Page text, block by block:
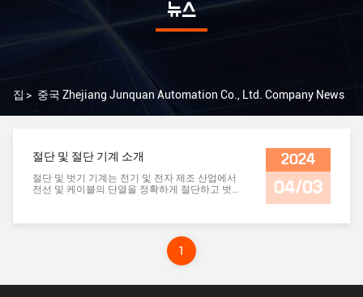
뉴스
집 > 중국 Zhejiang Junquan Automation Co., Ltd. Company News
절단 및 절단 기계 소개
절단 및 벗기 기계는 전기 및 전자 제조 산업에서
전선 및 케이블의 단열을 정확하게 절단하고 벗기
를 자동화하도록 설계되었습니다이 기계 는 정확
하고 효율적 인 와이어 처리 를 보장 하기 위해 여
러 가지 절단 및 벗기 기술 을 사용 합니다. 다음은
절단 및 벗기 기계 및 그 주요 기능 에 대한 소개 입
2024
04/03
1